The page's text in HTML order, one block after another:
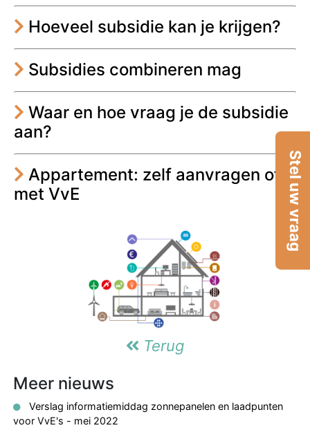
Stel uw vraag
Terug
Meer nieuws
Verslag informatiemiddag zonnepanelen en laadpunten
voor VvE's - mei 2022
Hoeveel subsidie kan je krijgen?
Subsidies combineren mag
Waar en hoe vraag je de subsidie
aan?
Appartement: zelf aanvragen of
met VvE